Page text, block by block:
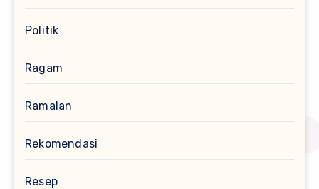
Politik
Ragam
Ramalan
Rekomendasi
Resep